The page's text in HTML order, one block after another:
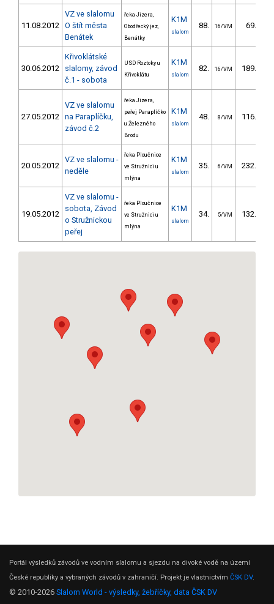
11.08.2012
VZ ve slalomu
O štít města
Benátek
řeka Jizera,
Obodřecký jez,
Benátky
K1M
slalom
88. 16/VM 69.20
30.06.2012
Křivoklátské
slalomy, závod
č.1 - sobota
USD Roztoky u
Křivoklátu
K1M
slalom
82. 16/VM 189.80
27.05.2012
VZ ve slalomu
na Paraplíčku,
závod č.2
řeka Jizera,
peřej Paraplíčko
u Železného
Brodu
K1M
slalom
48. 8/VM 116.30
20.05.2012
VZ ve slalomu -
neděle
řeka Ploučnice
ve Stružnici u
mlýna
K1M
slalom
35. 6/VM 232.20
19.05.2012
VZ ve slalomu -
sobota, Závod
o Stružnickou
peřej
řeka Ploučnice
ve Stružnici u
mlýna
K1M
slalom
34. 5/VM 132.30
Portál výsledků závodů ve vodním slalomu a sjezdu na divoké vodě na území
České republiky a vybraných závodů v zahraničí. Projekt je vlastnictvím ČSK DV.
© 2010-2026 Slalom World - výsledky, žebříčky, data ČSK DV